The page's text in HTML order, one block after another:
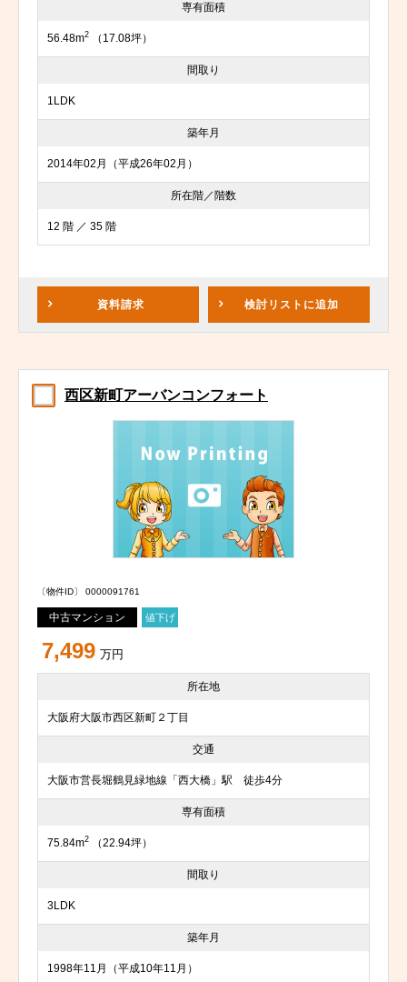
専有面積
56.48m2 （17.08坪）
間取り
1LDK
築年月
2014年02月（平成26年02月）
所在階／階数
12 階 ／ 35 階
資料請求 検討リスト に追加
西区新町アーバンコンフォート
〔物件ID〕 0000091761
中古マンション 値下げ
7,499 万円
所在地
大阪府大阪市西区新町２丁目
交通
大阪市営長堀鶴見緑地線「西大橋」駅 徒歩4分
専有面積
75.84m2 （22.94坪）
間取り
3LDK
築年月
1998年11月（平成10年11月）